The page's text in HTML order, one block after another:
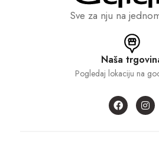
Sve za nju na
Naša
Pogledaj lokaciju na